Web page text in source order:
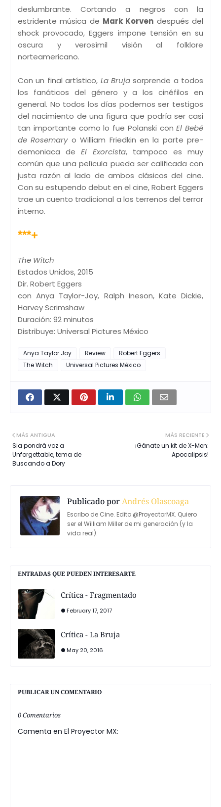
deslumbrante. Cortando a negros con la
estridente música de Mark Korven después del
shock provocado, Eggers impone tensión en su
oscura y verosímil visión al folklore
norteamericano.
Con un final artístico, La Brujasorprende a todos
los fanáticos del género y a los cinéfilos en
general. No todos los días podemos ser testigos
del nacimiento de una figura que podría ser casi
tan importante como lo fue Polanski con El Bebé
de Rosemaryo William Friedkin en la parte pre-
demoniaca deEl Exorcista, tampoco es muy
común que una película pueda ser calificada con
justa razón al lado de ambos clásicos del cine.
Con su estupendo debut en el cine, Robert Eggers
trae un cuento tradicional a los terrenos del terror
interno.
***+
The Witch
Estados Unidos, 2015
Dir. Robert Eggers
con Anya Taylor-Joy, Ralph Ineson, Kate Dickie,
Harvey Scrimshaw
Duración: 92 minutos
Distribuye: Universal Pictures México
Anya Taylor Joy Review
Robert Eggers
The Witch
Universal Pictures México
MÁS RECIENTE
¡Gánate un kit de X-Men:
Apocalipsis!
MÁS ANTIGUA
Sia pondrá voz a
Unforgettable, tema de
Buscando a Dory
Publicado porAndrés Olascoaga
Escribo de Cine. Edito @ProyectorMX. Quiero
ser el William Miller de mi generación (y la
vida real).
ENTRADAS QUE PUEDEN INTERESARTE
Crítica - Fragmentado
February 17, 2017
Crítica - La Bruja
May 20, 2016
PUBLICAR UN COMENTARIO
0 Comentarios
Comenta en El Proyector MX: